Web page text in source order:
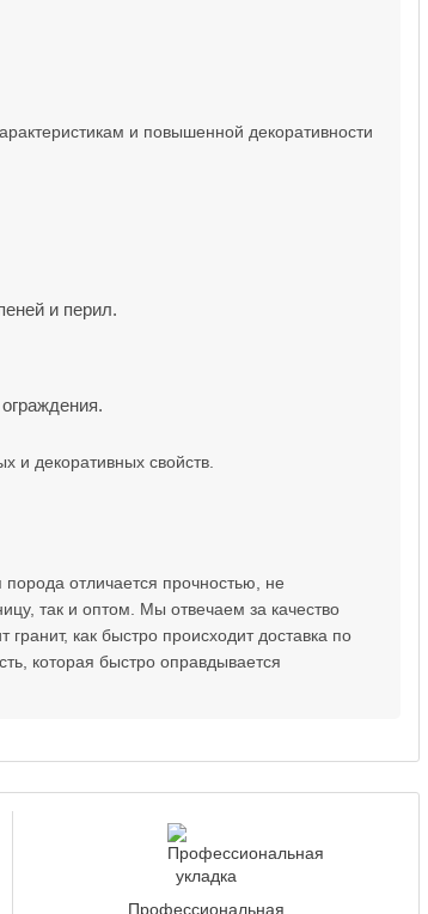
и повышенной декоративности
и перил.
и декоративных свойств.
отличается прочностью, не
так и оптом. Мы отвечаем за качество
как быстро происходит доставка по
которая быстро оправдывается
Профессиональная